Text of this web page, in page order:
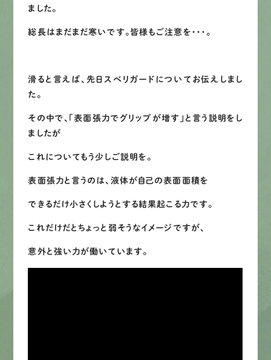
ました。
総長はまだまだ寒いです。皆様もご注意を・・・。
滑ると言えば、先日スベリガードについてお伝えしまし
た。
その中で、「表面張力でグリップが増す」と言う説明をし
ましたが
これについてもう少しご説明を。
表面張力と言うのは、液体が自己の表面面積を
できるだけ小さくしようとする結果起こる力です。
これだけだとちょっと弱そうなイメージですが、
意外と強い力が働いています。